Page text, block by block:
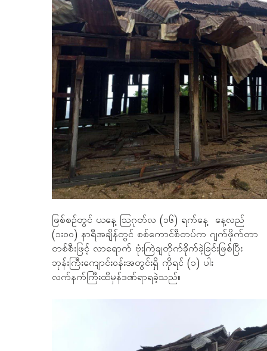
ဖြစ်စဉ်တွင် ယနေ့ သြဂုတ်လ (၁၆) ရက်နေ့ နေ့လည်
(၁း၀၀) နာရီအချိန်တွင် စစ်ကောင်စီတပ်က ဂျက်ဖိုက်တာ
တစ်စီးဖြင့် လာရောက် ဗုံးကြဲချတိုက်ခိုက်ခဲ့ခြင်းဖြစ်ပြီး
ဘုန်းကြီးကျောင်းဝန်းအတွင်းရှိ ကိုရင် (၁) ပါး
လက်နက်ကြီးထိမှန်ဒဏ်ရာရခဲ့သည်။